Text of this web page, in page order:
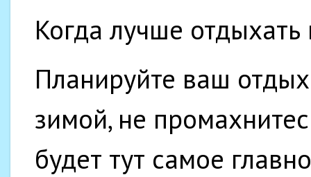
Когда лучше
Планируйте ваш
зимой, не
будет тут самое